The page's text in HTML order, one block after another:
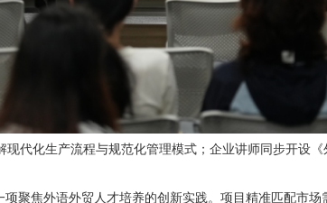
代化生产流程与规范化管理模式；企业讲师同步开设
项聚焦外语外贸人才培养的创新实践。项目精准匹配市